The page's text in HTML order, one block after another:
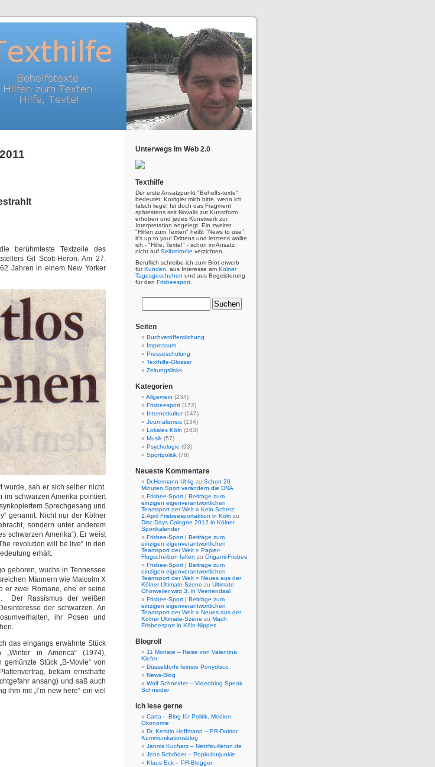
berühmteste Textzeile des
Gil Scott-Heron. Am 27.
Jahren in einem New Yorker
wurde, sah er sich selber nicht.
im schwarzen Amerika pointiert
Sprechgesang und
genannt. Nicht nur der Kölner
sondern unter anderem
schwarzen Amerika“). Er weist
revolution will be live“ in den
erhält.
geboren, wuchs in Tennessee
Männern wie Malcolm X
er zwei Romane, ehe er seine
Der Rassismus der weißen
der schwarzen. An
ihr Posen und
das eingangs erwähnte Stück
in America“ (1974),
Stück „B-Movie“ von
bekam ernsthafte
ansang) und saß auch
ihm mit „I’m new here“ ein viel
Unterwegs im Web 2.0
Texthilfe
Der erste Ansatzpunkt "Behelfs-texte"
bedeutet: Korrigier mich bitte, wenn ich
falsch liege! Ist doch das Fragment
spätestens seit Novalis zur Kunstform
erhoben und jedes Kunstwerk zur
Interpretation angelegt. Ein zweiter
"Hilfen zum Texten" heißt "News to use":
it's up to you! Drittens und letztens wollte
ich - "Hilfe, Texte!" - schon im Ansatz
nicht auf Selbstironie verzichten.
Beruflich schreibe ich zum Brot-erwerb
fürKunden , aus Interesse am Kölner
Tagesgeschehen und aus Begeisterung
für den Frisbeesport
Seiten
Buchveröffentlichung
Impressum
Presseschulung
Texthilfe-Glossar
Zeitungslinks
Kategorien
Allgemein (234)
Frisbeesport (172)
Internetkultur(147)
Journalismus (134)
Lokales Köln (163)
Musik (57)
Psychologie (93)
Sportpolitik (78)
Neueste Kommentare
Dr.Hermann Uhlig zu Schon 20
Minuten Sport verändern die DNA
Frisbee-Sport | Beiträge zum
einzigen eigenverantwortlichen
Teamsport der Welt » Kein Scherz:
1.April Frisbeesportaktion in Köln zu
Disc Days Cologne 2012 in Kölner
Sportkalender
Frisbee-Sport | Beiträge zum
einzigen eigenverantwortlichen
Teamsport der Welt » Papier-
Flugscheiben falten zu Origami-Frisbee
Frisbee-Sport | Beiträge zum
einzigen eigenverantwortlichen
Teamsport der Welt » Neues aus der
Kölner Ultimate-Szene zu Ultimate
Chorweiler wird 3. in Veenendaal
Frisbee-Sport | Beiträge zum
einzigen eigenverantwortlichen
Teamsport der Welt » Neues aus der
Kölner Ultimate-Szene zu Mach
Frisbeesport in Köln-Nippes
Blogroll
11 Monate – Reise von Valentina
Kiefer
Düsseldorfs feinste Ponydisco
News-Blog
Wolf Schneider – Videoblog Speak
Schneider
Ich lese gerne
Carta – Blog für Politik, Medien,
Ökonomie
Dr. Kerstin Hoffmann – PR-Doktor.
Kommunikationsblog
Jannis Kucharz – Netzfeuilleton.de
Jens Schröder – Popkulturjunkie
Klaus Eck – PR-Blogger